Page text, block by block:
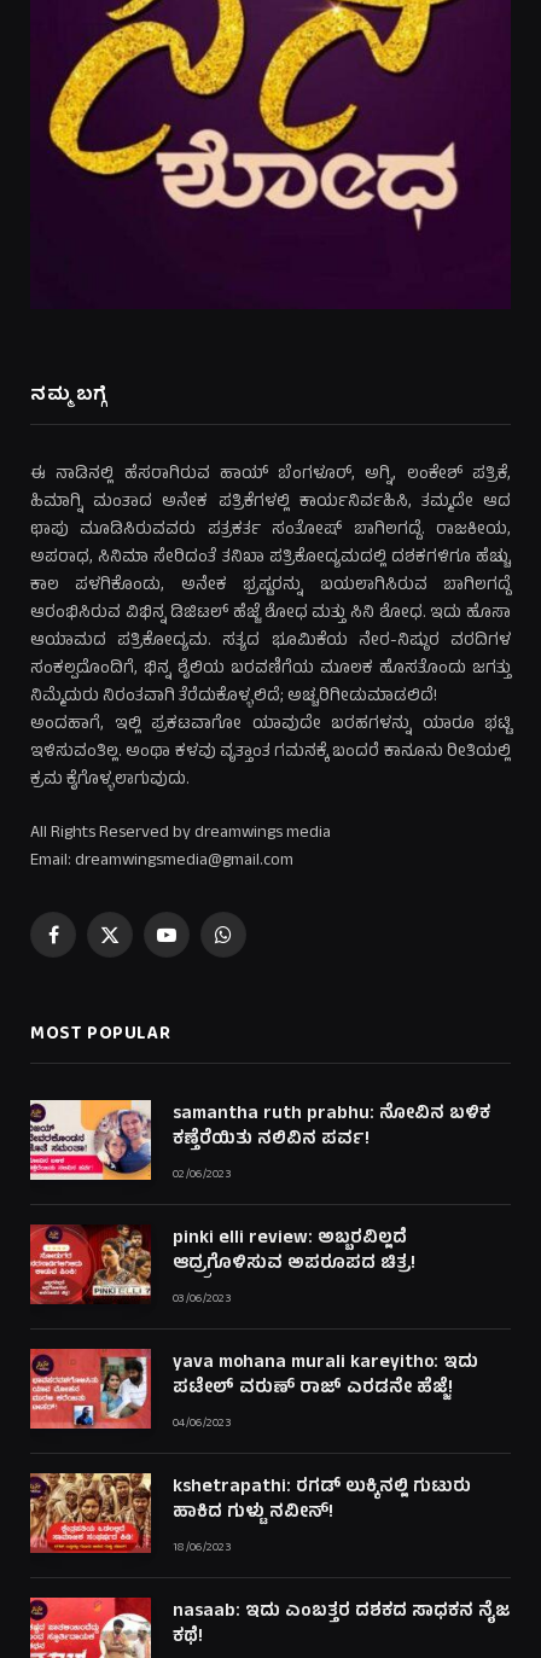
ನಮ್ಮ ಬಗ್ಗೆ
ಈ ನಾಡಿನಲ್ಲಿ ಹೆಸರಾಗಿರುವ ಹಾಯ್ ಬೆಂಗಳೂರ್, ಅಗ್ನಿ, ಲಂಕೇಶ್ ಪತ್ರಿಕೆ,
ಹಿಮಾಗ್ನಿ ಮಂತಾದ ಅನೇಕ ಪತ್ರಿಕೆಗಳಲ್ಲಿ ಕಾರ್ಯನಿರ್ವಹಿಸಿ, ತಮ್ಮದೇ ಆದ
ಛಾಪು ಮೂಡಿಸಿರುವವರು ಪತ್ರಕರ್ತ ಸಂತೋಷ್ ಬಾಗಿಲಗದ್ದೆ. ರಾಜಕೀಯ,
ಅಪರಾಧ, ಸಿನಿಮಾ ಸೇರಿದಂತೆ ತನಿಖಾ ಪತ್ರಿಕೋದ್ಯಮದಲ್ಲಿ ದಶಕಗಳಿಗೂ ಹೆಚ್ಚು
ಕಾಲ ಪಳಗಿಕೊಂಡು, ಅನೇಕ ಭ್ರಷ್ಟರನ್ನು ಬಯಲಾಗಿಸಿರುವ ಬಾಗಿಲಗದ್ದೆ
ಆರಂಭಿಸಿರುವ ವಿಭಿನ್ನ ಡಿಜಿಟಲ್ ಹೆಜ್ಜೆ ಶೋಧ ಮತ್ತು ಸಿನಿ ಶೋಧ. ಇದು ಹೊಸಾ
ಆಯಾಮದ ಪತ್ರಿಕೋದ್ಯಮ. ಸತ್ಯದ ಭೂಮಿಕೆಯ ನೇರ-ನಿಷ್ಠುರ ವರದಿಗಳ
ಸಂಕಲ್ಪದೊಂದಿಗೆ, ಭಿನ್ನ ಶೈಲಿಯ ಬರವಣಿಗೆಯ ಮೂಲಕ ಹೊಸತೊಂದು ಜಗತ್ತು
ನಿಮ್ಮೆದುರು ನಿರಂತವಾಗಿ ತೆರೆದುಕೊಳ್ಳಲಿದೆ; ಅಚ್ಚರಿಗೀಡುಮಾಡಲಿದೆ!
ಅಂದಹಾಗೆ, ಇಲ್ಲಿ ಪ್ರಕಟವಾಗೋ ಯಾವುದೇ ಬರಹಗಳನ್ನು ಯಾರೂ ಭಟ್ಟಿ
ಇಳಿಸುವಂತಿಲ್ಲ. ಅಂಥಾ ಕಳವು ವೃತ್ತಾಂತ ಗಮನಕ್ಕೆ ಬಂದರೆ ಕಾನೂನು ರೀತಿಯಲ್ಲಿ
ಕ್ರಮ ಕೈಗೊಳ್ಳಲಾಗುವುದು.
All Rights Reserved by dreamwings media
Email: dreamwingsmedia@gmail.com
Facebook
X
YouTubeWhatsApp
MOST POPULAR
samantha ruth prabhu: ನೋವಿನ ಬಳಿಕ
ಕಣ್ತೆರೆಯಿತು ನಲಿವಿನ ಪರ್ವ!
02/06/2023
pinki elli review: ಅಬ್ಬರವಿಲ್ಲದೆ
ಆದ್ರ್ರಗೊಳಿಸುವ ಅಪರೂಪದ ಚಿತ್ರ!
03/06/2023
yava mohana murali kareyitho: ಇದು
ಪಟೇಲ್ ವರುಣ್ ರಾಜ್ ಎರಡನೇ ಹೆಜ್ಜೆ!
04/06/2023
kshetrapathi: ರಗಡ್ ಲುಕ್ಕಿನಲ್ಲಿ ಗುಟುರು
ಹಾಕಿದ ಗುಳ್ಟು ನವೀನ್!
18/06/2023
nasaab: ಇದು ಎಂಬತ್ತರ ದಶಕದ ಸಾಧಕನ ನೈಜ
ಕಥೆ!